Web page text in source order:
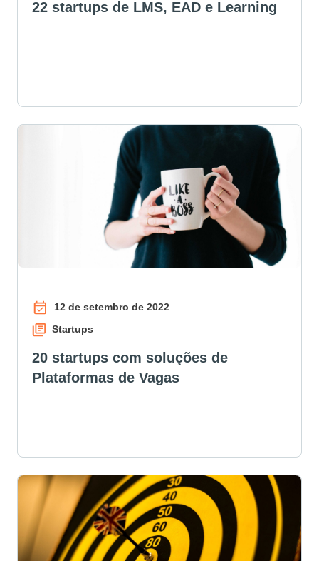
22 startups de LMS, EAD e Learning
12 de setembro de 2022
Startups
20 startups com soluções de
Plataformas de Vagas